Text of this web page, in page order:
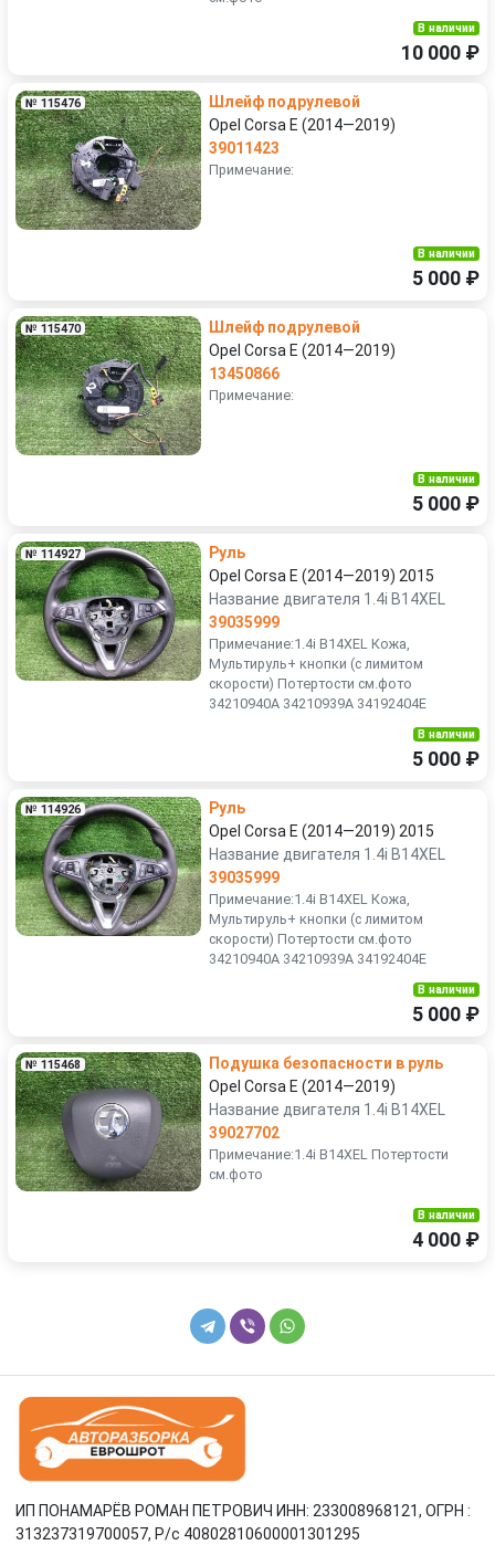
В наличии
10 000 ₽
№ 115476
Шлейф подрулевой
Opel Corsa E (2014—2019)
39011423
Примечание:
В наличии
5 000 ₽
№ 115470
Шлейф подрулевой
Opel Corsa E (2014—2019)
13450866
Примечание:
В наличии
5 000 ₽
№ 114927
Руль
Opel Corsa E (2014—2019) 2015
Название двигателя 1.4i B14XEL
39035999
Примечание:1.4i B14XEL Кожа,
Мультируль+ кнопки (с лимитом
скорости) Потертости см.фото
34210940A 34210939A 34192404E
В наличии
5 000 ₽
№ 114926
Руль
Opel Corsa E (2014—2019) 2015
Название двигателя 1.4i B14XEL
39035999
Примечание:1.4i B14XEL Кожа,
Мультируль+ кнопки (с лимитом
скорости) Потертости см.фото
34210940A 34210939A 34192404E
В наличии
5 000 ₽
№ 115468
Подушка безопасности в руль
Opel Corsa E (2014—2019)
Название двигателя 1.4i B14XEL
39027702
Примечание:1.4i B14XEL Потертости
см.фото
В наличии
4 000 ₽
ИП ПОНАМАРЁВ РОМАН ПЕТРОВИЧ ИНН: 233008968121, ОГРН :
313237319700057, Р/c 40802810600001301295